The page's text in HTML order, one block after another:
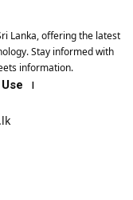
Lanka, offering the latest
Stay informed with
information.